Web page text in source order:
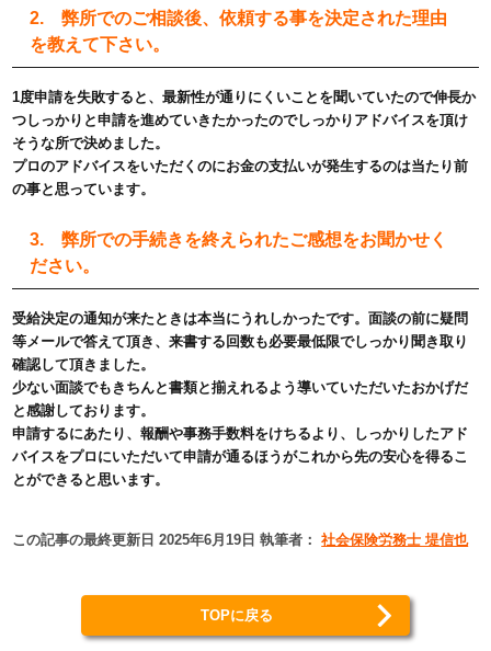
2. 弊所でのご相談後、依頼する事を決定された理由
を教えて下さい。
1度申請を失敗すると、最新性が通りにくいことを聞いていたので伸長か
つしっかりと申請を進めていきたかったのでしっかりアドバイスを頂け
そうな所で決めました。
プロのアドバイスをいただくのにお金の支払いが発生するのは当たり前
の事と思っています。
3. 弊所での手続きを終えられたご感想をお聞かせく
ださい。
受給決定の通知が来たときは本当にうれしかったです。面談の前に疑問
等メールで答えて頂き、来書する回数も必要最低限でしっかり聞き取り
確認して頂きました。
少ない面談でもきちんと書類と揃えれるよう導いていただいたおかげだ
と感謝しております。
申請するにあたり、報酬や事務手数料をけちるより、しっかりしたアド
バイスをプロにいただいて申請が通るほうがこれから先の安心を得るこ
とができると思います。
この記事の最終更新日 2025年6月19日 執筆者：社会保険労務士 堤信也
TOPに戻る